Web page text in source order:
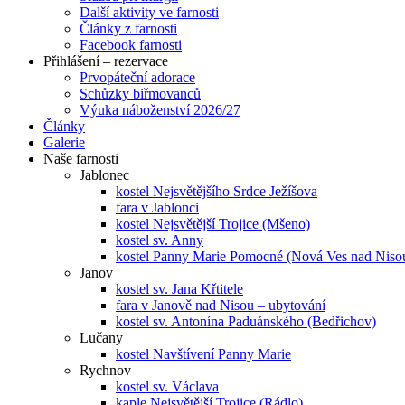
Další aktivity ve farnosti
Články z farnosti
Facebook farnosti
Přihlášení – rezervace
Prvopáteční adorace
Schůzky biřmovanců
Výuka náboženství 2026/27
Články
Galerie
Naše farnosti
Jablonec
kostel Nejsvětějšího Srdce Ježíšova
fara v Jablonci
kostel Nejsvětější Trojice (Mšeno)
kostel sv. Anny
kostel Panny Marie Pomocné (Nová Ves nad
Janov
kostel sv. Jana Křtitele
fara v Janově nad Nisou – ubytování
kostel sv. Antonína Paduánského (Bedřichov)
Lučany
kostel Navštívení Panny Marie
Rychnov
kostel sv. Václava